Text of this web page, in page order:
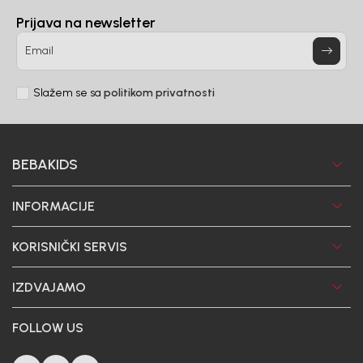
Prijava na newsletter
Email
Slažem se sa politikom privatnosti
BEBAKIDS
INFORMACIJE
KORISNIČKI SERVIS
IZDVAJAMO
FOLLOW US